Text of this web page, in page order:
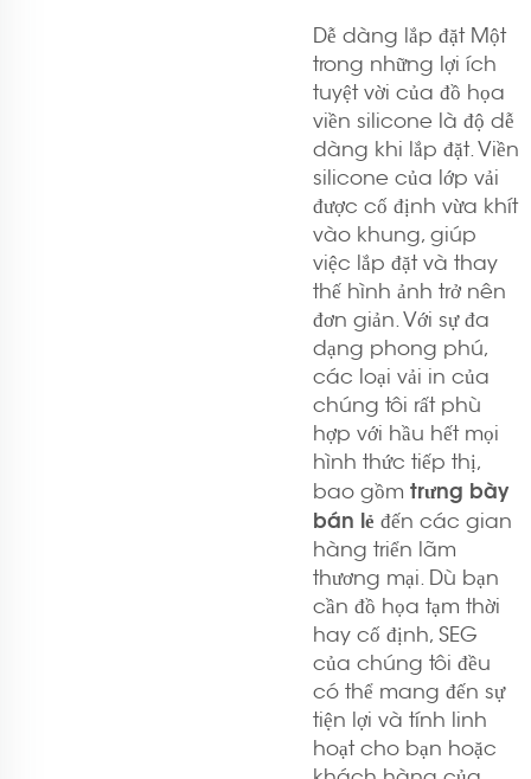
Dễ dàng lắp đặt Một
trong những lợi ích
tuyệt vời của đồ họa
viền silicone là độ dễ
dàng khi lắp đặt. Viền
silicone của lớp vải
được cố định vừa khít
vào khung, giúp
việc lắp đặt và thay
thế hình ảnh trở nên
đơn giản. Với sự đa
dạng phong phú,
các loại vải in của
chúng tôi rất phù
hợp với hầu hết mọi
hình thức tiếp thị,
bao gồm trưng bày
bán lẻ đến các gian
hàng triển lãm
thương mại. Dù bạn
cần đồ họa tạm thời
hay cố định, SEG
của chúng tôi đều
có thể mang đến sự
tiện lợi và tính linh
hoạt cho bạn hoặc